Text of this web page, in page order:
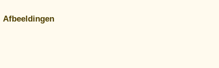
Afbeeldingen